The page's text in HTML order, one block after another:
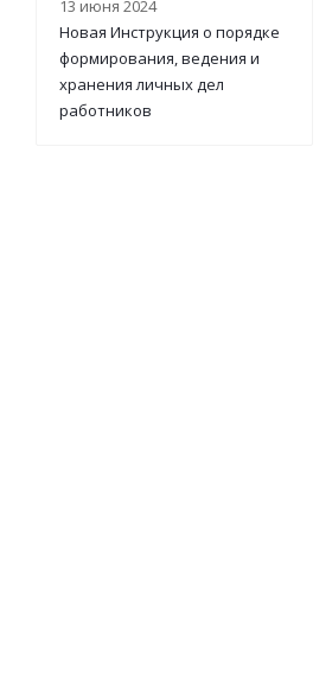
13 июня 2024
Новая Инструкция о порядке
формирования, ведения и
хранения личных дел
работников